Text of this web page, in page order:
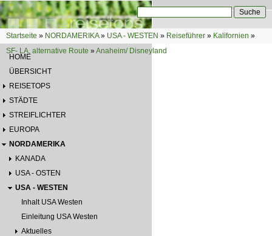
Direkt zum Inhalt
Suchformular
Sie sind hier
Startseite » NORDAMERIKA» USA - WESTEN » Reiseführer » Kalifornien »
SF- LA, alternative Route »Anaheim/ Disneyland
HOME
ÜBERSICHT
REISETOPS
STÄDTE
STREIFLICHTER
EUROPA
NORDAMERIKA
KANADA
USA - OSTEN
USA - WESTEN
Inhalt USA Westen
Einleitung USA Westen
Aktuelles